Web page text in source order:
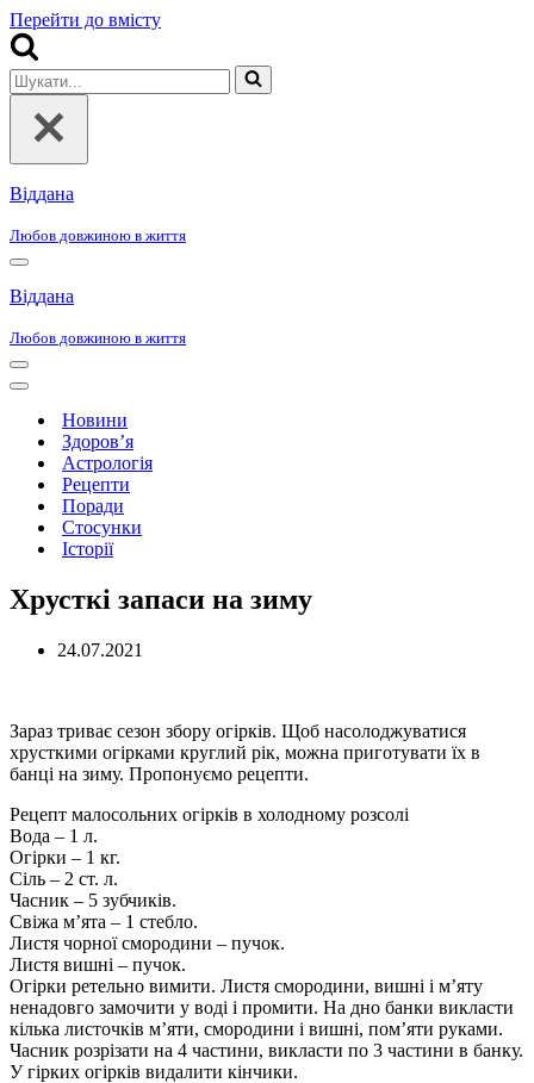
Перейти до вмісту
Шукати...
Віддана
Любов довжиною в життя
Меню
навігації
Віддана
Любов довжиною в життя
Меню
навігації
Меню
навігаціїНовини
Здоров’я
Астрологія
Рецепти
Поради
Стосунки
Історії
Хрусткі запаси на зиму
24.07.2021
Зараз триває сезон збору огірків. Щоб насолоджуватися
хрусткими огірками круглий рік, можна приготувати їх в
банці на зиму. Пропонуємо рецепти.
Рецепт малосольних огірків в холодному розсолі
Вода – 1 л.
Огірки – 1 кг.
Сіль – 2 ст. л.
Часник – 5 зубчиків.
Свіжа м’ята – 1 стебло.
Листя чорної смородини – пучок.
Листя вишні – пучок.
Огірки ретельно вимити. Листя смородини, вишні і м’яту
ненадовго замочити у воді і промити. На дно банки викласти
кілька листочків м’яти, смородини і вишні, пом’яти руками.
Часник розрізати на 4 частини, викласти по 3 частини в банку.
У гірких огірків видалити кінчики.